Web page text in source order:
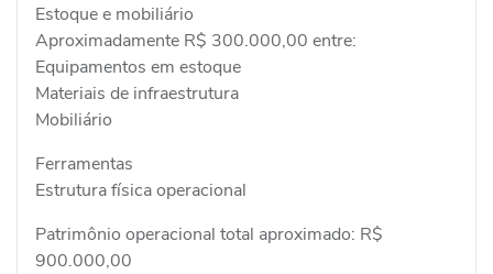
Estoque e mobiliário
Aproximadamente R$ 300.000,00 entre:
Equipamentos em estoque
Materiais de infraestrutura
Mobiliário
Ferramentas
Estrutura física operacional
Patrimônio operacional total aproximado: R$
900.000,00